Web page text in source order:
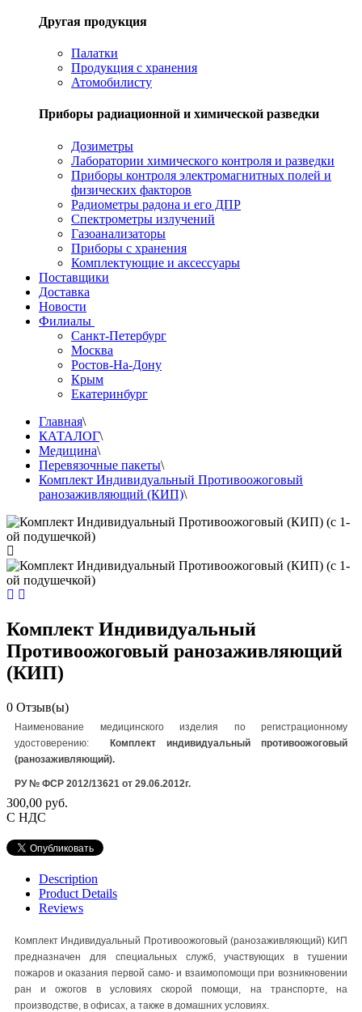
Другая продукция
Палатки
Продукция с хранения
Атомобилисту
Приборы радиационной и химической разведки
Дозиметры
Лаборатории химического контроля и разведки
Приборы контроля электромагнитных полей и
физических факторов
Радиометры радона и его ДПР
Спектрометры излучений
Газоанализаторы
Приборы с хранения
Комплектующие и аксессуары
Поставщики
Доставка
Новости
Филиалы
Санкт-Петербург
Москва
Ростов-На-Дону
Крым
Екатеринбург
Главная\
КАТАЛОГ\
Медицина\
Перевязочные пакеты\
Комплект Индивидуальный Противоожоговый
ранозаживляющий (КИП)\
Комплект Индивидуальный
Противоожоговый ранозаживляющий
(КИП)
0 Отзыв(ы)
Наименование медицинского изделия по регистрационному
удостоверению: Комплект индивидуальный противоожоговый
(ранозаживляющий).
РУ № ФСР 2012/13621 от 29.06.2012г.
300,00 руб.
С НДС
Description
Product Details
Reviews
Комплект Индивидуальный Противоожоговый (ранозаживляющий) КИП
предназначен для специальных служб, участвующих в тушении
пожаров и оказания первой само- и взаимопомощи при возникновении
ран и ожогов в условиях скорой помощи, на транспорте, на
производстве, в офисах, а также в домашних условиях.